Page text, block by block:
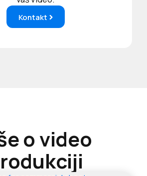
Kontakt
o video